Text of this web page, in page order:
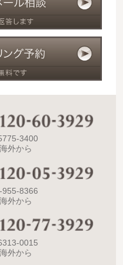
3400
外から
955-8366
外から
0015
外から